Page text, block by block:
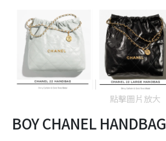
點擊圖片放大
BOY CHANEL HANDBAG